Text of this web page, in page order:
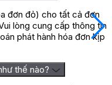
đơn đỏ) cho tất cả đơn
lòng cung cấp thông tin
phát hành hóa đơn kịp
thế nào?